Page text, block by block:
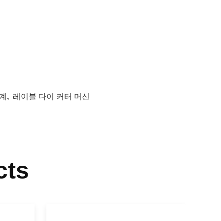
, 레이블 다이 커터 머신